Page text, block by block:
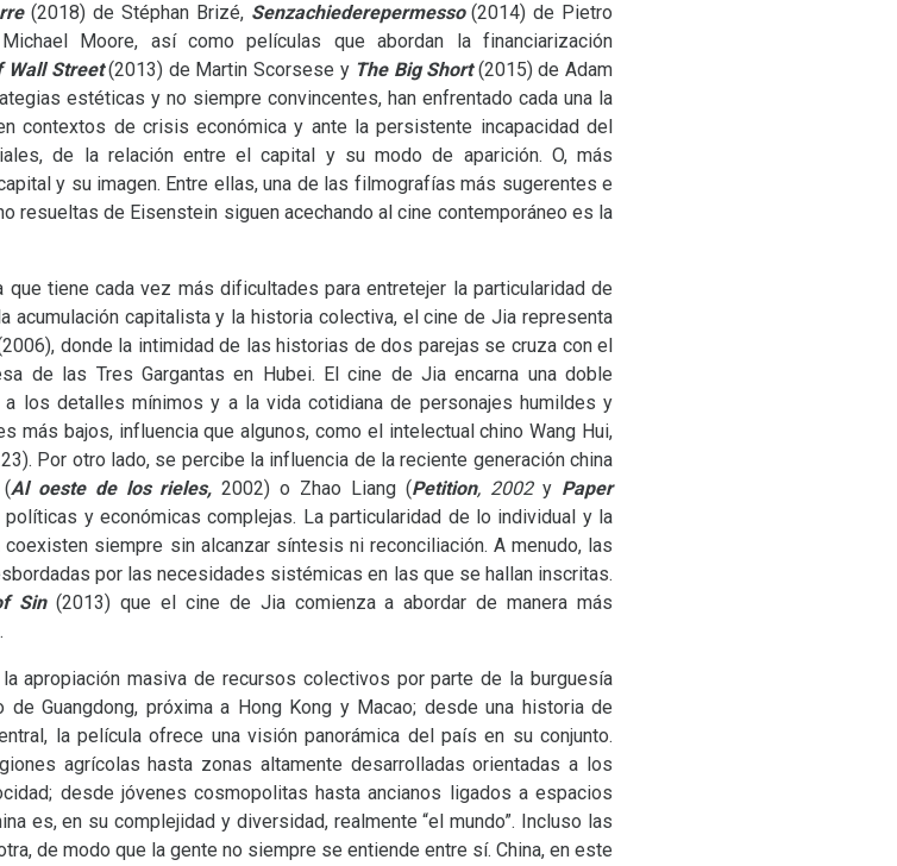
(2018) de Stéphan Brizé, Senzachiederepermesso(2014) de Pietro
Moore, así como películas que abordan la financiarización
Wall Street(2013) de Martin Scorsese y The Big Short(2015) de Adam
estéticas y no siempre convincentes, han enfrentado cada una la
contextos de crisis económica y ante la persistente incapacidad del
de la relación entre el capital y su modo de aparición. O, más
y su imagen. Entre ellas, una de las filmografías más sugerentes e
resueltas de Eisenstein siguen acechando al cine contemporáneo es la
tiene cada vez más dificultades para entretejer la particularidad de
acumulación capitalista y la historia colectiva, el cine de Jia representa
donde la intimidad de las historias de dos parejas se cruza con el
de las Tres Gargantas en Hubei. El cine de Jia encarna una doble
a los detalles mínimos y a la vida cotidiana de personajes humildes y
bajos, influencia que algunos, como el intelectual chino Wang Hui,
Por otro lado, se percibe la influencia de la reciente generación china
(Al oeste de los rieles,2002) o Zhao Liang (Petition, 2002y Paper
y económicas complejas. La particularidad de lo individual y la
siempre sin alcanzar síntesis ni reconciliación. A menudo, las
por las necesidades sistémicas en las que se hallan inscritas.
Sin(2013) que el cine de Jia comienza a abordar de manera más
apropiación masiva de recursos colectivos por parte de la burguesía
Guangdong, próxima a Hong Kong y Macao; desde una historia de
la película ofrece una visión panorámica del país en su conjunto.
agrícolas hasta zonas altamente desarrolladas orientadas a los
desde jóvenes cosmopolitas hasta ancianos ligados a espacios
es, en su complejidad y diversidad, realmente “el mundo”. Incluso las
de modo que la gente no siempre se entiende entre sí. China, en este